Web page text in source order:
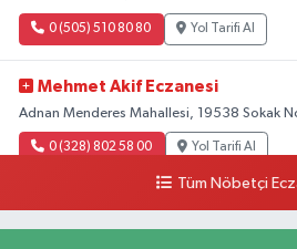
0 (505) 510 80 80 Yol Tarifi Al
Mehmet Akif Eczanesi
Adnan Menderes Mahallesi, 19538 Sokak
0 (328) 802 58 00 Yol Tarifi Al
Tüm Nöbetçi